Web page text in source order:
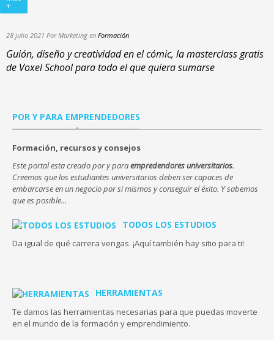
+
28 julio 2021 Por Marketing en Formación
Guión, diseño y creatividad en el cómic, la masterclass gratis
de Voxel School para todo el que quiera sumarse
POR Y PARA EMPRENDEDORES
Formación, recursos y consejos
Este portal esta creado por y paraempredendores universitarios.
Creemos que los estudiantes universitarios deben ser capaces de
embarcarse en un negocio por si mismos y conseguir el éxito. Y sabemos
que es posible...
TODOS LOS ESTUDIOS
Da igual de qué carrera vengas. ¡Aquí también hay sitio para ti!
HERRAMIENTAS
Te damos las herramientas necesarias para que puedas moverte
en el mundo de la formación y emprendimiento.